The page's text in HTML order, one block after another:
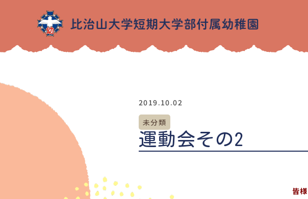
2019.10.02
未分類
運動会その2
皆